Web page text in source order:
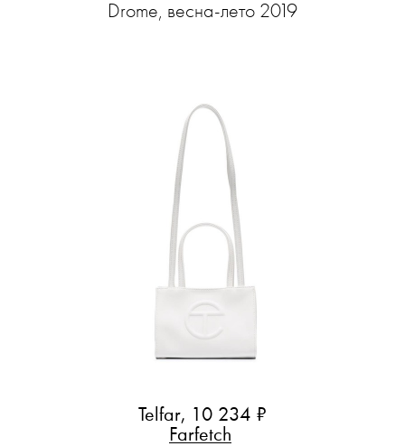
Drome, весна-лето 2019
Telfar, 10 234 ₽
Farfetch